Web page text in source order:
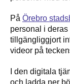
På Örebro
personal i
tillgängliggjort
videor på
I den digitala
och ladda ner